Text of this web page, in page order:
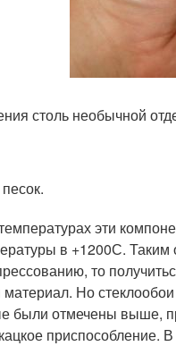
столь необычной
эти
в +1200С. Таким
то
Но
были отмечены выше,
приспособление.